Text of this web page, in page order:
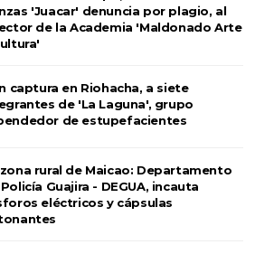
'Juacar' denuncia por plagio, al
de la Academia 'Maldonado Arte
captura en Riohacha, a siete
de 'La Laguna', grupo
de estupefacientes
zona rural de Maicao: Departamento
Guajira - DEGUA, incauta
eléctricos y cápsulas